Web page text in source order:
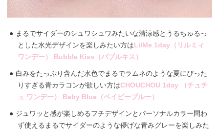
まるでサイダーのシュワシュワみたいな清涼感とうるちゅるっ
とした水光デザインを楽しみたい方はLilMe 1day（リルミィ
ワンデー） Bubble Kiss（バブルキス）
白みをたっぷり含んだ水色でまるでラムネのような夏にぴった
りすぎる青カラコンが欲しい方はCHOUCHOU 1day （チュチ
ュ ワンデー） Baby Blue（ベイビーブルー）
ジュワッと感が楽しめるフチデザインとパーソナルカラー問わ
ず使えるまるでサイダーのような儚げな青みグレーを楽しみた